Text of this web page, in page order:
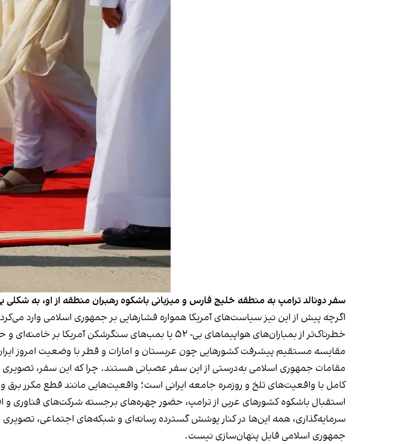
سفر دونالد ترامپ به منطقه خلیج فارس و میزبانی باشکوه رهبران منطقه از او، به
اگرچه پیش از این نیز سیاست‌های آمریکا همواره فشارهایی بر جمهوری اسلامی وارد
خطرناک‌تر از بمباران‌های هواپیماهای بی- ۵۲ یا
مقایسه مستقیم پیشرفت کشورهایی چون عربستان و امارات و قطر با وضعیت امروز
مقامات جمهوری اسلامی به‌درستی از این سفر عصبانی هستند. چرا که این سفر، تصویری
کامل با واقعیت‌های تلخ و روزمره جامعه ایرانی است؛ واقعیت‌هایی مانند قطع مکرر
استقبال باشکوه کشورهای عربی از ترامپ، حضور چهره‌های برجسته شرکت‌های فناوری
سرمایه‌گذاری، همه این‌ها در کنار پوشش گسترده رسانه‌ای و شبکه‌های اجتماعی،
جمهوری اسلامی قابل پنهان‌سازی نیست.